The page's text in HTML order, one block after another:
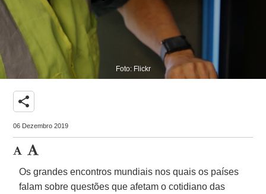
Foto: Flickr
share
06 Dezembro 2019
Os grandes encontros mundiais nos quais os países
falam sobre questões que afetam o cotidiano das